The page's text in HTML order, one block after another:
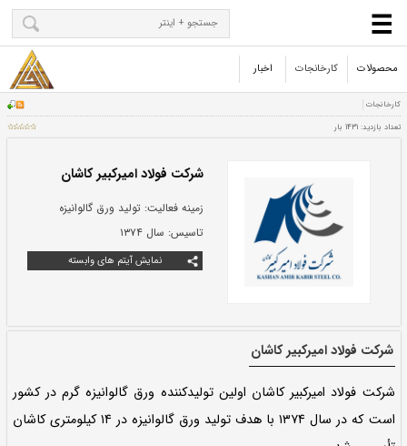
محصولات کارخانجات اخبار
شرکت فولاد امیرکبیر کاشان
زمینه فعالیت:
تاسیس:سال ۱۳۷۴
نمایش آیتم های وابسته